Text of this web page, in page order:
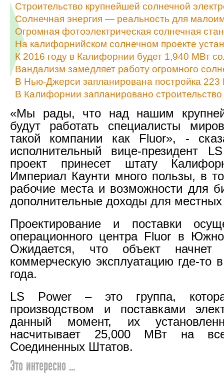
Строительство крупнейшей солнечной
Солнечная энергия — реальность для
Огромная фотоэлектрическая солнечная
На калифорнийском солнечном проекте
К 2016 году в Калифорнии будет 1,940 МВт
Вандализм замедляет работу огромного
В Нью-Джерси запланирована постройка 223
В Калифорнии запланировано
«Мы рады, что над нашим
будут работать специалисты
такой компании как Fluor», -
исполнительный вице-президент
проект принесет штату
Империал Каунти много пользы, в
рабочие места и возможности для
дополнительные доходы для
Проектирование и поставки
операционного центра Fluor в
Ожидается, что объект
коммерческую эксплуатацию где-то
года.
LS Power – это группа,
производством и поставками
данный момент, их
насчитывает 25,000 МВт на
Соединенных Штатов.
Это интересно ...